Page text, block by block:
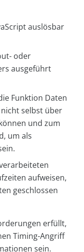
auslösbar
oder
ausgeführt
Funktion Daten
selbst über
und zum
um als
aufweisen,
geschlossen
erfüllt,
Timing-Angriff
sein.